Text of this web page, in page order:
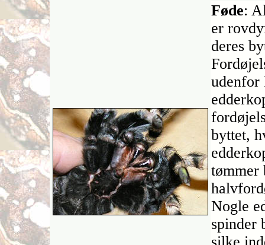
Føde:
er
deres
udenfor
byttet,
tømmer
Nogle
spinder